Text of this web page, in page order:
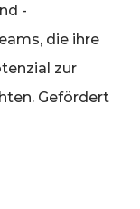
-
die ihre
zur
Gefördert